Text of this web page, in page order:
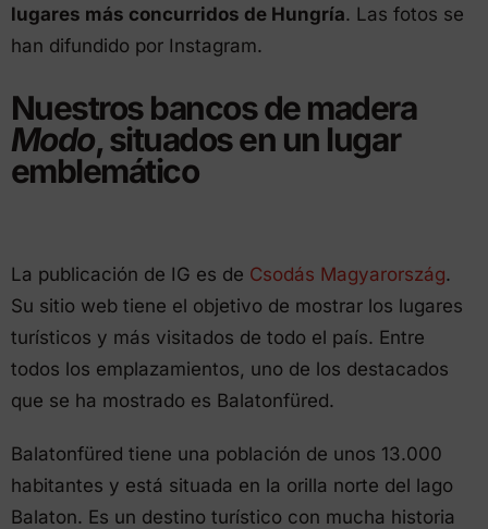
lugares más concurridos de Hungría. Las fotos se
han difundido por Instagram.
Nuestros bancos de madera
Modo, situados en un lugar
emblemático
La publicación de IG es de Csodás Magyarország.
Su sitio web tiene el objetivo de mostrar los lugares
turísticos y más visitados de todo el país. Entre
todos los emplazamientos, uno de los destacados
que se ha mostrado es Balatonfüred.
Balatonfüred tiene una población de unos 13.000
habitantes y está situada en la orilla norte del lago
Balaton. Es un destino turístico con mucha historia